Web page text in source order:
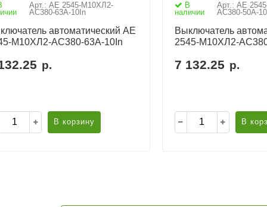
Арт.: АЕ 2545-М10ХЛ2-
AC380-63А-10In
автоматический АЕ
М10ХЛ2-AC380-63А-10In
р.
В корзину
В
наличии
Арт.: АЕ
AC380-50А-
Выключатель
2545-М10ХЛ2-
7 132.25 р.
В